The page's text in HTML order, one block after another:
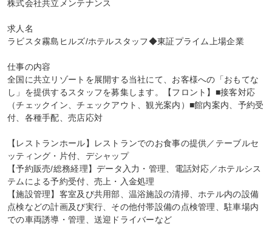
株式会社共立メンテナンス
求人名
ラビスタ霧島ヒルズ/ホテルスタッフ◆東証プライム上場企業
仕事の内容
全国に共立リゾートを展開する当社にて、お客様への「おもてな
し」を提供するスタッフを募集します。【フロント】■接客対応
（チェックイン、チェックアウト、観光案内）■館内案内、予約受
付、各種手配、売店応対
【レストランホール】レストランでのお食事の提供／テーブルセ
ッティング・片付、デシャップ
【予約販売/総務経理】データ入力・管理、電話対応／ホテルシス
テムによる予約受付、売上・入金処理
【施設管理】客室及び共用部、温浴施設の清掃、ホテル内の設備
点検などの計画及び実行、その他付帯設備の点検管理、駐車場内
での車両誘導・管理、送迎ドライバーなど